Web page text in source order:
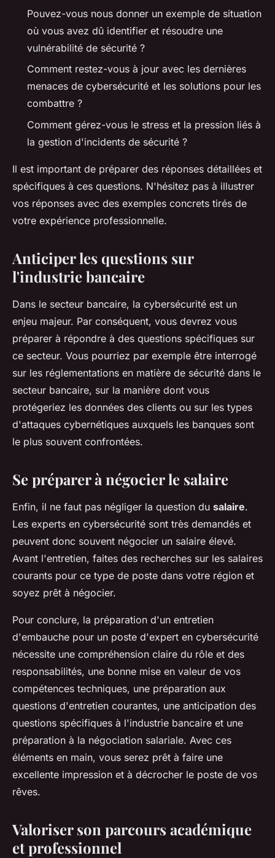
Pouvez-vous nous donner un exemple de situation
où vous avez dû identifier et résoudre une
vulnérabilité de sécurité ?
Comment restez-vous à jour avec les dernières
menaces de cybersécurité et les solutions pour les
combattre ?
Comment gérez-vous le stress et la pression liés à
la gestion d'incidents de sécurité ?
Il est important de préparer des réponses détaillées et
spécifiques à ces questions. N'hésitez pas à illustrer
vos réponses avec des exemples concrets tirés de
votre expérience professionnelle.
Anticiper les questions sur
l'industrie bancaire
Dans le secteur bancaire, la cybersécurité est un
enjeu majeur. Par conséquent, vous devrez vous
préparer à répondre à des questions spécifiques sur
ce secteur. Vous pourriez par exemple être interrogé
sur les réglementations en matière de sécurité dans le
secteur bancaire, sur la manière dont vous
protégeriez les données des clients ou sur les types
d'attaques cybernétiques auxquels les banques sont
le plus souvent confrontées.
Se préparer à négocier le salaire
Enfin, il ne faut pas négliger la question du salaire.
Les experts en cybersécurité sont très demandés et
peuvent donc souvent négocier un salaire élevé.
Avant l'entretien, faites des recherches sur les salaires
courants pour ce type de poste dans votre région et
soyez prêt à négocier.
Pour conclure, la préparation d'un entretien
d'embauche pour un poste d'expert en cybersécurité
nécessite une compréhension claire du rôle et des
responsabilités, une bonne mise en valeur de vos
compétences techniques, une préparation aux
questions d'entretien courantes, une anticipation des
questions spécifiques à l'industrie bancaire et une
préparation à la négociation salariale. Avec ces
éléments en main, vous serez prêt à faire une
excellente impression et à décrocher le poste de vos
rêves.
Valoriser son parcours académique
et professionnel